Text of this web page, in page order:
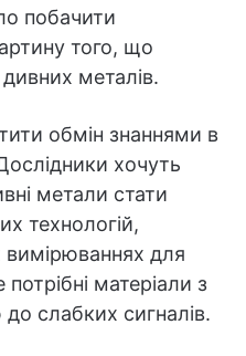
побачити
того, що
металів.
обмін знаннями в
хочуть
метали стати
технологій,
вимірюваннях для
потрібні матеріали з
слабких сигналів.